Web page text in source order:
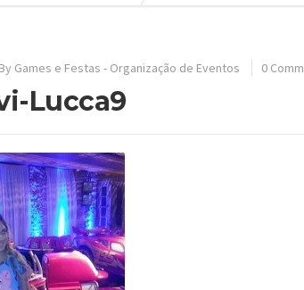
By Games e Festas - Organização de Eventos 0
Lucca9